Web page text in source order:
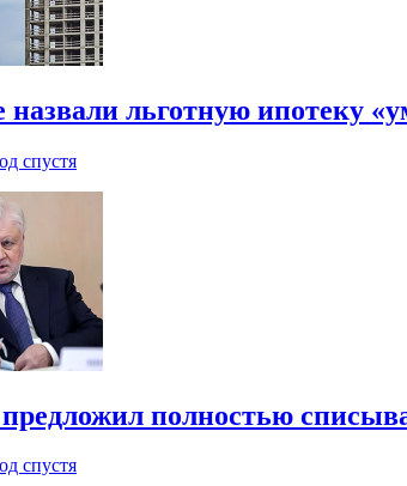
назвали льготную ипотеку
спустя
полностью
спустя